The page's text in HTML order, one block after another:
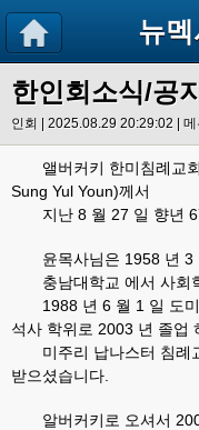
뉴
한인회소식/공
인회 | 2025.08.29 20:29:02 | 메
앨버커키 한미침례교회
Sung Yul Youn)께서
지난 8 월 27 일 향년 67
윤목사님은 1958 년 3
충남대학교 에서 사회
1988 년 6 월 1 일 도미
석사 학위로 2003 년 졸업
미주리 납나스터 침례
받으셨습니다.
알버커키로 오셔서